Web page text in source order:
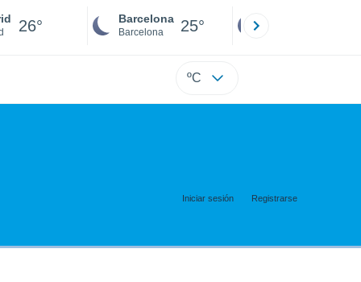
26° Barcelona
Barcelona 25°
ºC
Iniciar sesión Registrarse